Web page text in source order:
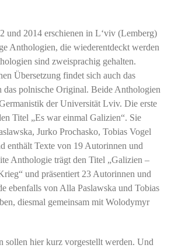
und 2014 erschienen in L‘viv (Lemberg)
Anthologien, die wiederentdeckt werden
sind zweisprachig gehalten.
Übersetzung findet sich auch das
das polnische Original. Beide Anthologien
der Universität Lviv. Die erste
Titel „Es war einmal Galizien“. Sie
Jurko Prochasko, Tobias Vogel
enthält Texte von 19 Autorinnen und
Anthologie trägt den Titel „Galizien –
und präsentiert 23 Autorinnen und
ebenfalls von Alla Paslawska und Tobias
diesmal gemeinsam mit Wolodymyr
sollen hier kurz vorgestellt werden. Und